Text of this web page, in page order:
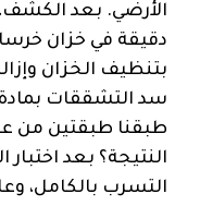
الأرضي. بعد
دقيقة في خزان
بتنظيف الخزان
سد التشققات
طبقنا طبقتين من
النتيجة؟ بعد اختبار
التسرب بالكامل،